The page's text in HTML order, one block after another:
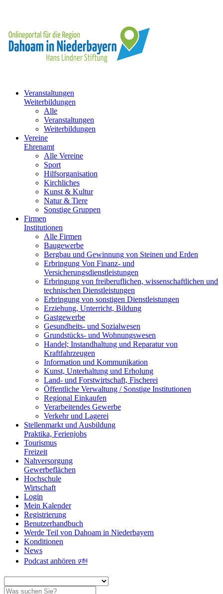
Veranstaltungen
Weiterbildungen
Alle
Veranstaltungen
Weiterbildungen
Vereine
Ehrenamt
Alle Vereine
Sport
Hilfsorganisation
Kirchliches
Kunst & Kultur
Natur & Tiere
Sonstige Gruppen
Firmen
Institutionen
Alle Firmen
Baugewerbe
Bergbau und Gewinnung von Steinen und Erden
Erbringung Von Finanz- und
Versicherungsdienstleistungen
Erbringung von freiberuflichen, wissenschaftlichen und
technischen Dienstleistungen
Erbringung von sonstigen Dienstleistungen
Erziehung, Unterricht, Bildung
Gastgewerbe
Gesundheits- und Sozialwesen
Grundstücks- und Wohnungswesen
Handel; Instandhaltung und Reparatur von
Kraftfahrzeugen
Information und Kommunikation
Kunst, Unterhaltung und Erholung
Land- und Forstwirtschaft, Fischerei
Öffentliche Verwaltung / Sonstige Institutionen
Regional Einkaufen
Verarbeitendes Gewerbe
Verkehr und Lagerei
Stellenmarkt und Ausbildung
Praktika, Ferienjobs
Tourismus
Freizeit
Nahversorgung
Gewerbeflächen
Hochschule
Wirtschaft
Login
Mein Kalender
Registrierung
Benutzerhandbuch
Werde Teil von Dahoam in Niederbayern
Konditionen
News
Podcast anhören 🕬